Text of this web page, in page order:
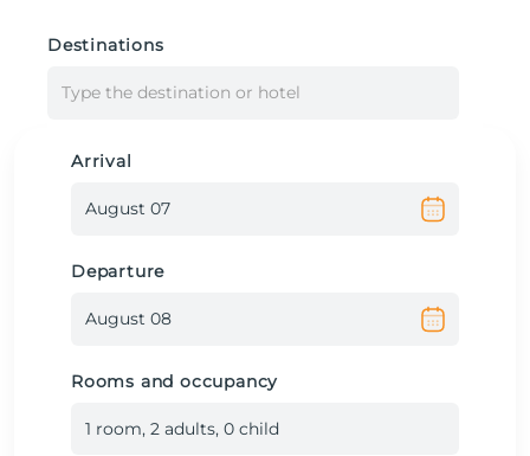
Destinations
Type the destination or hotel
Arrival
Departure
Rooms and occupancy
1 room, 2 adults, 0 child